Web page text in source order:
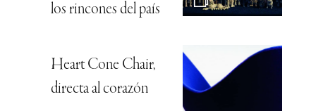
los rincones del país
Heart Cone Chair,
directa al corazón